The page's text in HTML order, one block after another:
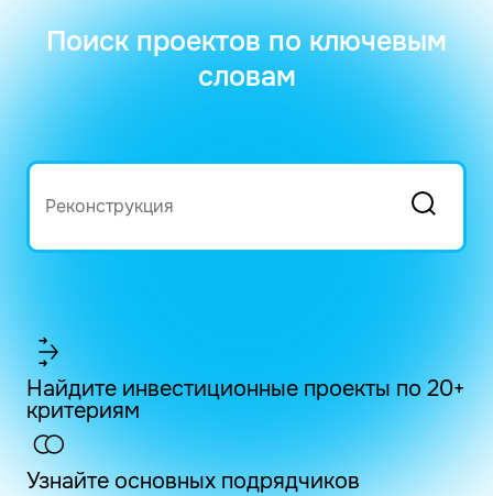
Поиск проектов по ключевым
словам
Найдите инвестиционные проекты по 20+
критериям
Узнайте основных подрядчиков